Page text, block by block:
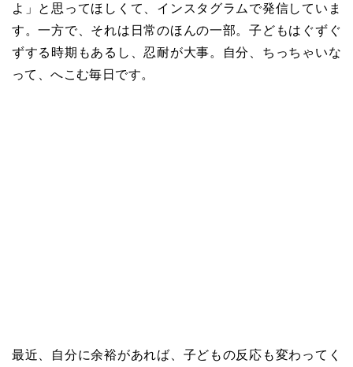
よ 」 と思ってほしくて、インスタグラムで発信していま
す。一方で、それは日常のほんの一部。子どもはぐずぐ
ずする時期もあるし、忍耐が大事。自分、ちっちゃいな
って、へこむ毎日です。
最近、自分に余裕があれば、子どもの反応も変わってく